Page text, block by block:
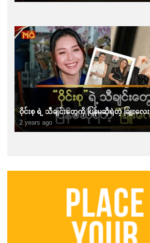
ဝိုင်းစု ရဲ့ သီချင်းတွေကို ပြန်မဆိုရဲတဲ့ ခြူးလေး
2 years ago